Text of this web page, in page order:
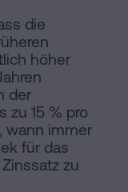
die
höher
der
zu 15 % pro
wann immer
für das
zu